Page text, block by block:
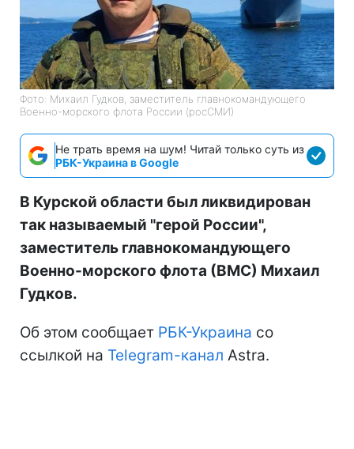
Фото: Михаил Гудков, заместитель главнокомандующего
Военно-морского флота России (росСМИ)
Не трать время на шум! Читай только суть из
РБК-Украина в Google
В Курской области был ликвидирован
так называемый "герой России",
заместитель главнокомандующего
Военно-морского флота (ВМС) Михаил
Гудков.
Об этом сообщает РБК-Украина со
ссылкой на Telegram-канал Astra.